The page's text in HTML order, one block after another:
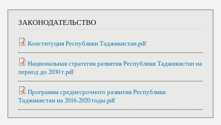
ЗАКОНОДАТЕЛЬСТВО
Конституция Республики Таджикистан.pdf
Национальная стратегия развития Республики Таджикистан на
период до 2030 г.pdf
Программа среднесрочного развития Республики
Таджикистан на 2016-2020 годы.pdf